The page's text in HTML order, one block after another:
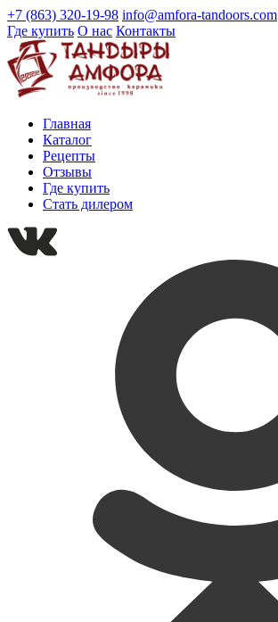
+7 (863) 320-19-98 info@amfora-tandoors.com
Где купить О нас Контакты
Главная
Каталог
Рецепты
Отзывы
Где купить
Стать дилером